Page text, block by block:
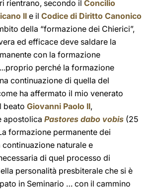
rientrano, secondo il Concilio
II e il Codice di Diritto Canonico
della “formazione dei Chierici”,
ed efficace deve saldare la
con la formazione
perché la formazione
continuazione di quella del
ha affermato il mio venerato
beato Giovanni Paolo II,
apostolica Pastores dabo vobis (25
formazione permanente dei
naturale e
di quel processo di
personalità presbiterale che si è
in Seminario … con il cammino